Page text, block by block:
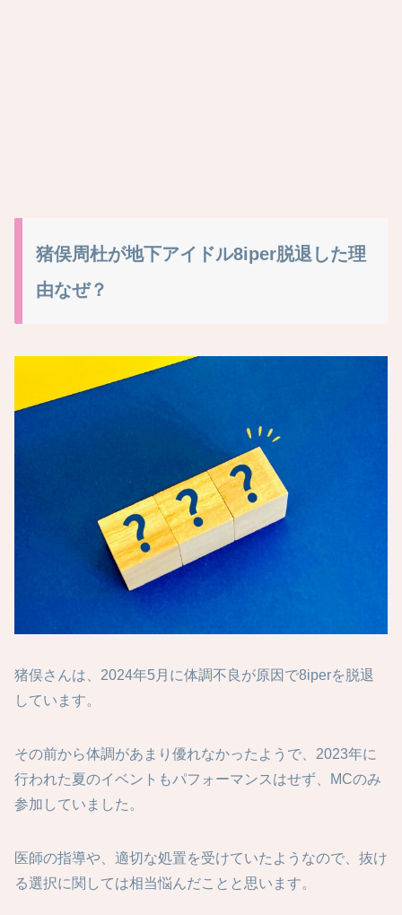
猪俣周杜が地下アイドル8iper脱退した理
由なぜ？
猪俣さんは、2024年5月に体調不良が原因で8iperを脱退
しています。
その前から体調があまり優れなかったようで、2023年に
行われた夏のイベントもパフォーマンスはせず、MCのみ
参加していました。
医師の指導や、適切な処置を受けていたようなので、抜け
る選択に関しては相当悩んだことと思います。